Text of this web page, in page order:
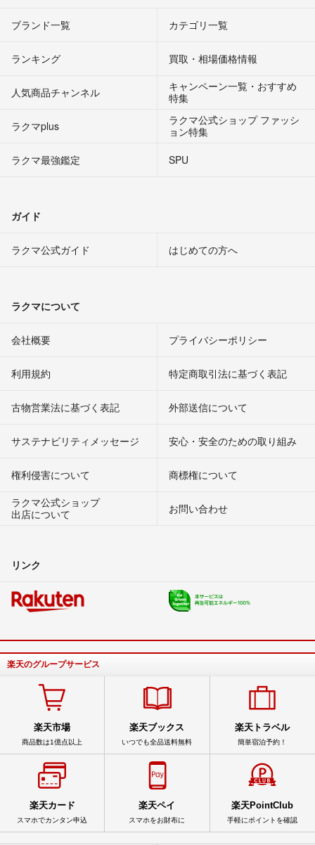
ブランド一覧 カテゴリ一覧
ランキング 買取・相場価格情報
人気商品チャンネル
キャンペーン一覧・おすすめ
特集
ラクマplus
ラクマ公式ショップ ファッシ
ョン特集
ラクマ最強鑑定
SPU
ガイド
ラクマ公式ガイド はじめての方へ
ラクマについて
会社概要 プライバシーポリシー
利用規約 特定商取引法に基づく表記
古物営業法に基づく表記 外部送信について
サステナビリティメッセージ 安心・安全のための取り組み
権利侵害について
商標権について
ラクマ公式ショップ
出店について
お問い合わせ
リンク
楽天のグループサービス
楽天市場
商品数は1億点以上
楽天ブックス
いつでも全品送料無料
楽天トラベル
簡単宿泊予約！
楽天カード
スマホでカンタン申込
楽天ペイ
スマホをお財布に
楽天PointClub
手軽にポイントを確認